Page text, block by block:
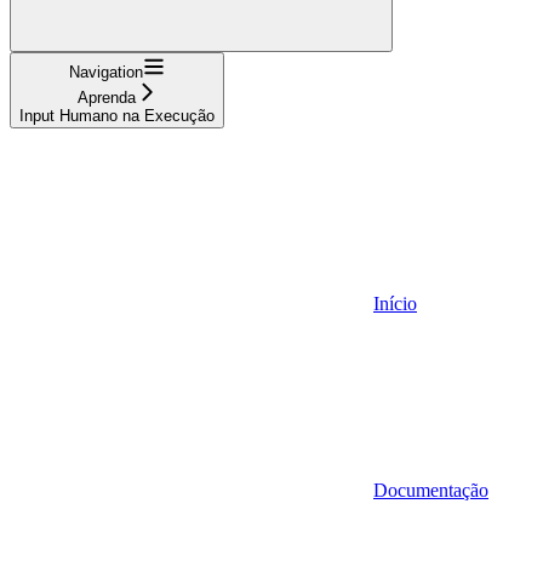
Navigation
Aprenda
Input Humano na Execução
Início
Documentação